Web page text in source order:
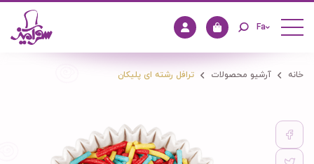
Fa
خانه آرشیو محصولات ترافل رشته ای پلیکان